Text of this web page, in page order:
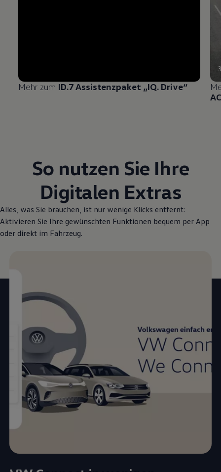
Mehr zum ID.7 Assistenzpaket „IQ. Drive“
So nutzen Sie Ihre
Digitalen Extras
Alles, was Sie brauchen, ist nur wenige Klicks entfernt:
Aktivieren Sie Ihre gewünschten Funktionen bequem per App
oder direkt im Fahrzeug.